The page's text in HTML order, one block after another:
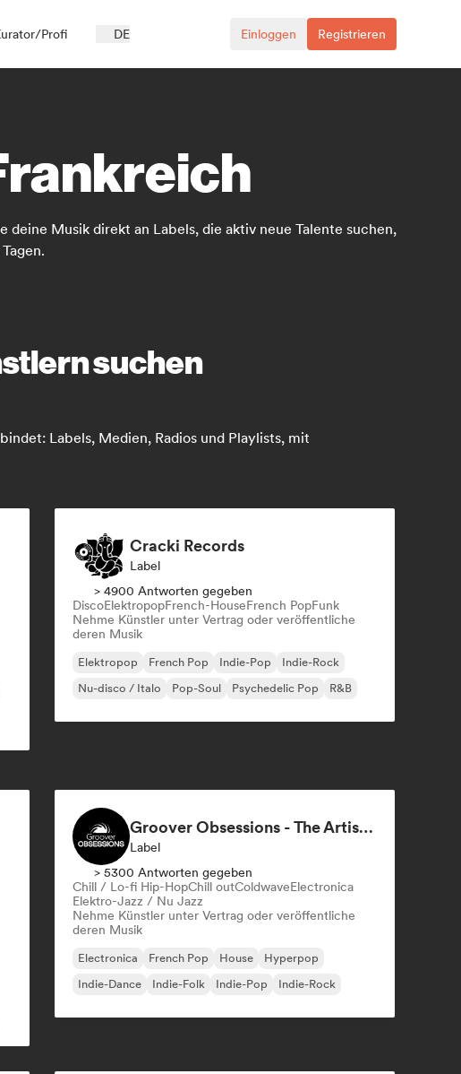
Profi DE Einloggen Registrieren
Musik direkt an Labels, die aktiv neue Talente suchen,
suchen
Labels, Medien, Radios und Playlists, mit
Cracki Records
Label
> 4900 Antworten gegeben
DiscoElektropopFrench-HouseFrench PopFunk
Nehme Künstler unter Vertrag oder veröffentliche
deren Musik
Elektropop French Pop Indie-Pop
Indie-Rock
Nu-disco / Italo
Pop-Soul Psychedelic Pop R&B
Groover Obsessions - The Artist Accelerator
Label
> 5300 Antworten gegeben
Chill / Lo-fi Hip-HopChill outColdwaveElectronica
Elektro-Jazz / Nu Jazz
Nehme Künstler unter Vertrag oder veröffentliche
deren Musik
Electronica French Pop House
Hyperpop
Indie-Dance
Indie-Folk Indie-Pop Indie-Rock